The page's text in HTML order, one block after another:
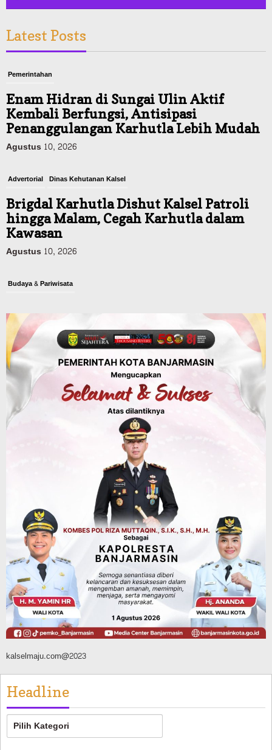
Latest Posts
Pemerintahan
Enam Hidran di Sungai Ulin Aktif
Kembali Berfungsi, Antisipasi
Penanggulangan Karhutla Lebih Mudah
Agustus 10, 2026
Advertorial Dinas Kehutanan Kalsel
Brigdal Karhutla Dishut Kalsel Patroli
hingga Malam, Cegah Karhutla dalam
Kawasan
Agustus 10, 2026
Budaya & Pariwisata
Kicau Mania Banjarmasin, Total Hadiah
Rp40 Juta
Agustus 10, 2026
Advertorial Pemkab Balangan
Rapat Paripurna Balangan Capai
Kesepakatan, Perubahan APBD 2026
Segera Diproses ke Gubernur Kalsel
Bangunan TPA Darul Falah Cempaka
Direnovasi, Dua Dekade Lebih Belum
Pernah Direhabilitasi Total
Agustus 10, 2026
kalselmaju.com@2023
Headline
Headline